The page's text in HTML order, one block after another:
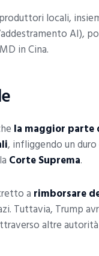
locali,
AI),
in Cina.
la maggior parte
, infliggendo un
Corte Suprema.
a rimborsare
Tuttavia, Trump
altre